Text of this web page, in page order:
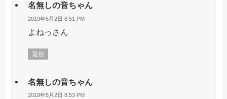
名無しの音ちゃん
2019年5月2日 8:51 PM
よねっさん
返信
名無しの音ちゃん
2019年5月2日 8:53 PM